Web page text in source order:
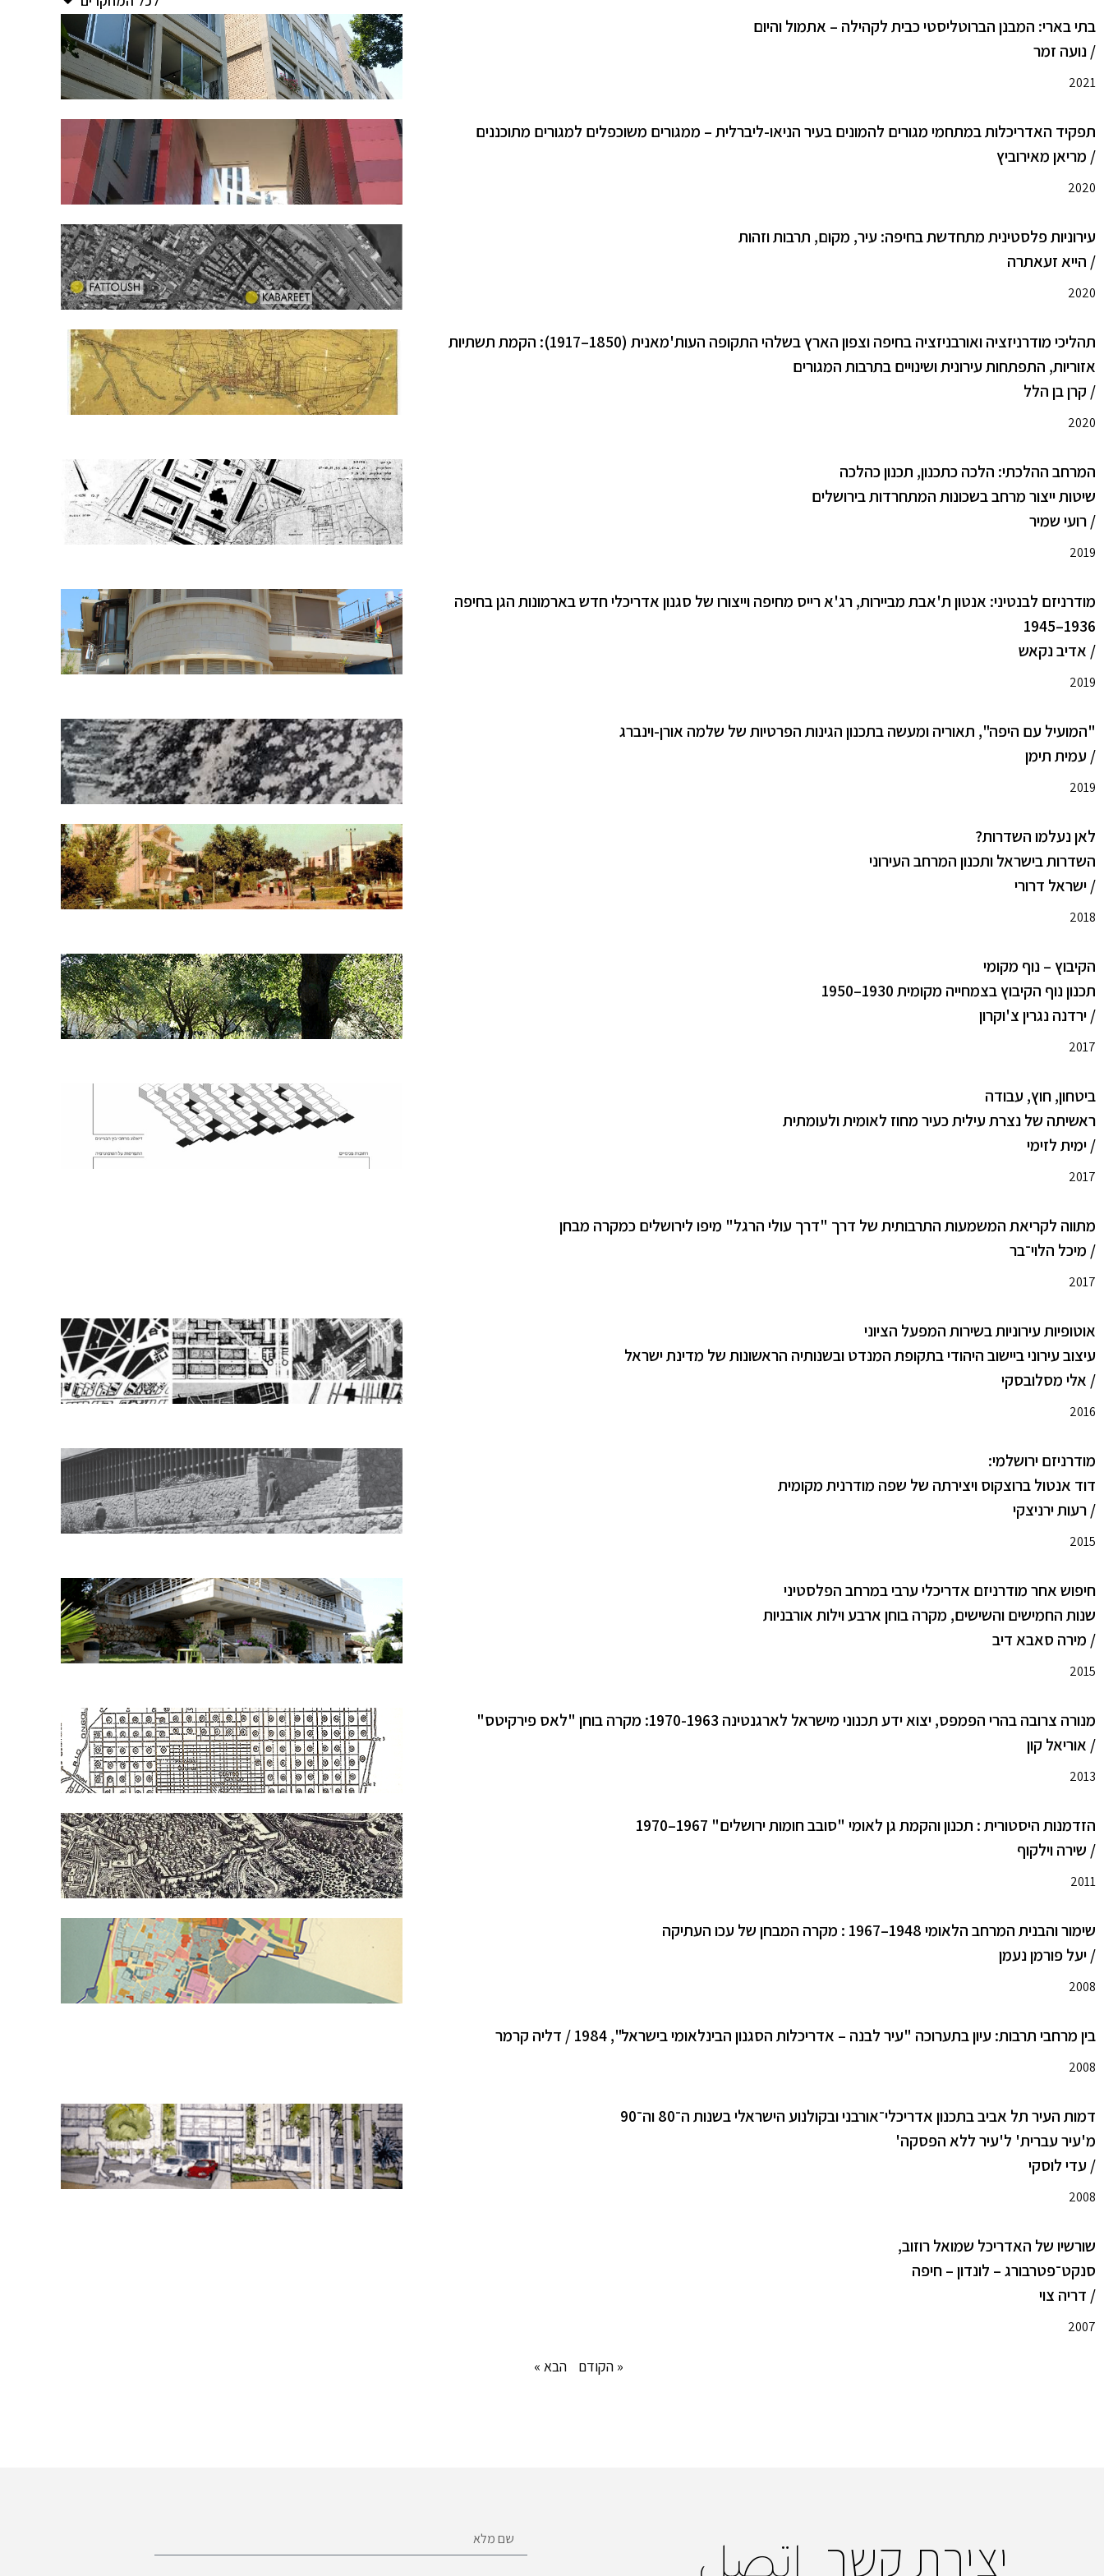
בתי בארי: המבנן הברוטליסטי כבית לקהילה – אתמול והיום
/ נועה זמר
2021
תפקיד האדריכלות במתחמי מגורים להמונים בעיר הניאו-ליברלית – ממגורים משוכפלים למגורים מתוכננים
/ מריאן מאירוביץ
2020
עירוניות פלסטינית מתחדשת בחיפה: עיר, מקום, תרבות וזהות
/ הייא זעאתרה
2020
תהליכי מודרניזציה ואורבניזציה בחיפה וצפון הארץ בשלהי התקופה העות'מאנית (1850–1917): הקמת תשתיות
אזוריות, התפתחות עירונית ושינויים בתרבות המגורים
/ קרן בן הלל
2020
המרחב ההלכתי: הלכה כתכנון, תכנון כהלכה
שיטות ייצור מרחב בשכונות המתחרדות בירושלים
/ רועי שמיר
2019
מודרניזם לבנטיני: אנטון ת'אבת מביירות, רג'א רייס מחיפה וייצורו של סגנון אדריכלי חדש בארמונות הגן בחיפה
1936–1945
/ אדיב נקאש
2019
"המועיל עם היפה", תאוריה ומעשה בתכנון הגינות הפרטיות של שלמה אורן-וינברג
/ עמית תימן
2019
לאן נעלמו השדרות?
השדרות בישראל ותכנון המרחב העירוני
/ ישראל דרורי
2018
הקיבוץ – נוף מקומי
תכנון נוף הקיבוץ בצמחייה מקומית 1930–1950
/ ירדנה נגרין צ'וקרון
2017
ביטחון, חוץ, עבודה
ראשיתה של נצרת עילית כעיר מחוז לאומית ולעומתית
/ ימית לזימי
2017
מתווה לקריאת המשמעות התרבותית של דרך "דרך עולי הרגל" מיפו לירושלים כמקרה מבחן
/ מיכל הלוי־בר
2017
אוטופיות עירוניות בשירות המפעל הציוני
עיצוב עירוני ביישוב היהודי בתקופת המנדט ובשנותיה הראשונות של מדינת ישראל
/ אלי מסלובסקי
2016
מודרניזם ירושלמי:
דוד אנטול ברוצקוס ויצירתה של שפה מודרנית מקומית
/ רעות ירניצקי
2015
חיפוש אחר מודרניזם אדריכלי ערבי במרחב הפלסטיני
שנות החמישים והשישים, מקרה בוחן ארבע וילות אורבניות
/ מירה סאבא דיב
2015
מנורה צרובה בהרי הפמפס, יצוא ידע תכנוני מישראל לארגנטינה 1970-1963: מקרה בוחן "לאס פירקיטס"
/ אוריאל קון
2013
הזדמנות היסטורית : תכנון והקמת גן לאומי "סובב חומות ירושלים" 1967–1970
/ שירה וילקוף
2011
שימור והבנית המרחב הלאומי 1948–1967 : מקרה המבחן של עכו העתיקה
/ יעל פורמן נעמן
2008
בין מרחבי תרבות: עיון בתערוכה "עיר לבנה – אדריכלות הסגנון הבינלאומי בישראל", 1984 / דליה קרמר
2008
דמות העיר תל אביב בתכנון אדריכלי־אורבני ובקולנוע הישראלי בשנות ה־80 וה־90
מ'עיר עברית' ל'עיר ללא הפסקה'
/ עדי לוסקי
2008
שורשיו של האדריכל שמואל רוזוב,
סנקט־פטרבורג – לונדון – חיפה
/ דריה צוי
2007
« הקודם הבא »
יצירת קשר